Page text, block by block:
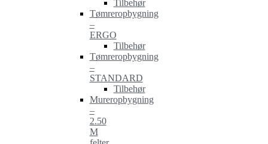
Tilbehør
Tømreropbygning
–
ERGO
Tilbehør
Tømreropbygning
–
STANDARD
Tilbehør
Mureropbygning
–
2.50
M